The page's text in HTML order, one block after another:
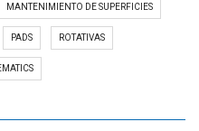
MANTENIMIENTO DE SUPERFICIES
PADS ROTATIVAS